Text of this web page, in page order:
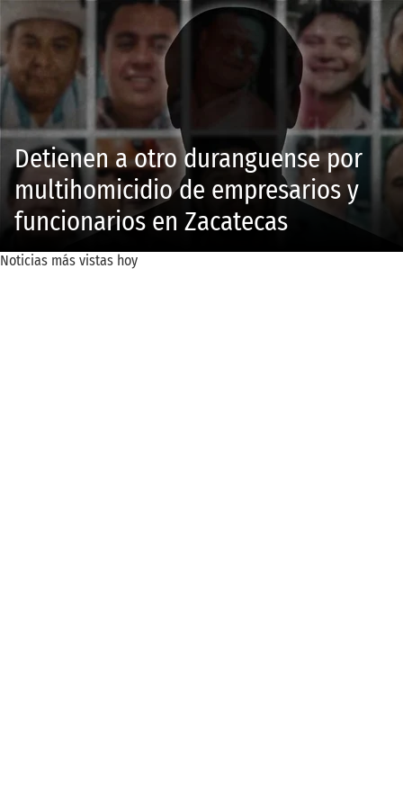
Detienen a otro duranguense por
multihomicidio de empresarios y
funcionarios en Zacatecas
Noticias más vistas hoy